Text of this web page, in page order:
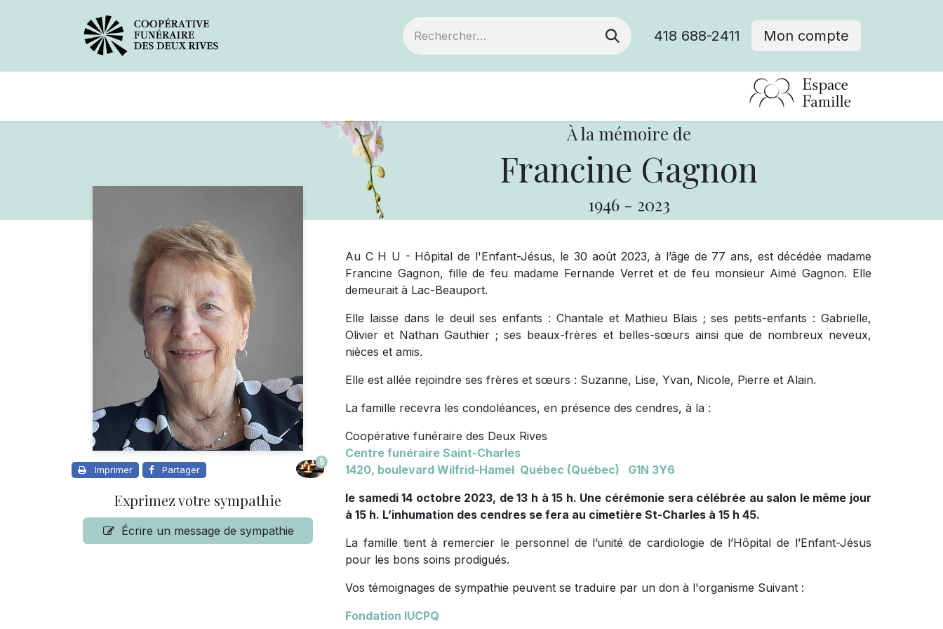
418 688-2411 Mon compte
À la mémoire de
Francine Gagnon
1946 - 2023
Imprimer Partager
5
Exprimez votre sympathie
Écrire un message de sympathie
Au C H U - Hôpital de l'Enfant-Jésus, le 30 août 2023, à l’âge de 77 ans, est décédée madame
Francine Gagnon, fille de feu madame Fernande Verret et de feu monsieur Aimé Gagnon. Elle
demeurait à Lac-Beauport.
Elle laisse dans le deuil ses enfants : Chantale et Mathieu Blais ; ses petits-enfants : Gabrielle,
Olivier et Nathan Gauthier ; ses beaux-frères et belles-sœurs ainsi que de nombreux neveux,
nièces et amis.
Elle est allée rejoindre ses frères et sœurs : Suzanne, Lise, Yvan, Nicole, Pierre et Alain.
La famille recevra les condoléances, en présence des cendres, à la :
Coopérative funéraire des Deux Rives
Centre funéraire Saint-Charles
1420, boulevard Wilfrid-Hamel Québec (Québec) G1N 3Y6
le samedi 14 octobre 2023, de 13 h à 15 h. Une cérémonie sera célébrée au salon le même jour
à 15 h. L’inhumation des cendres se fera au cimetière St-Charles à 15 h 45.
La famille tient à remercier le personnel de l’unité de cardiologie de l’Hôpital de l’Enfant-Jésus
pour les bons soins prodigués.
Vos témoignages de sympathie peuvent se traduire par un don à l'organisme Suivant :
Fondation IUCPQ